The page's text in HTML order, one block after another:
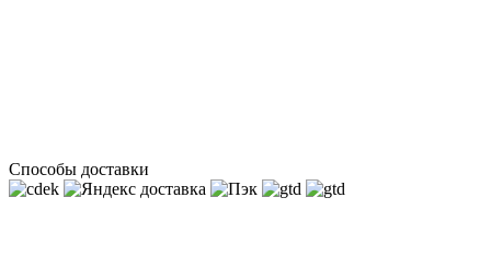
Способы доставки